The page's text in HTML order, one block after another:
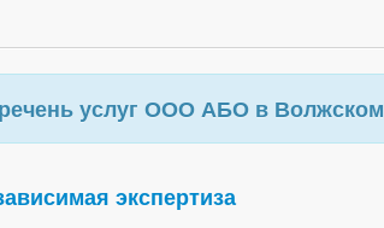
услуг ООО АБО в Волжском
экспертиза